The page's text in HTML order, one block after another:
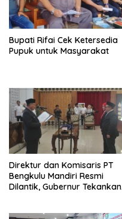
Bupati Rifai Cek Ketersedia
Pupuk untuk Masyarakat
Direktur dan Komisaris PT
Bengkulu Mandiri Resmi
Dilantik, Gubernur Tekankan